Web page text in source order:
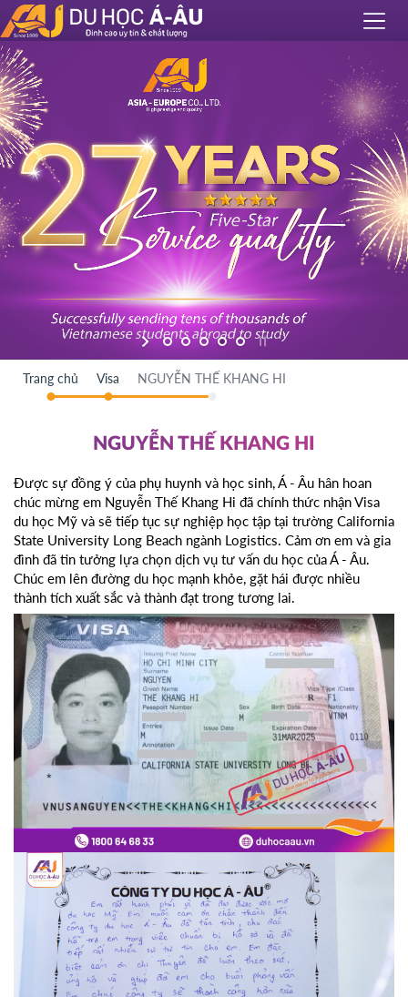
Trang chủ Visa NGUYỄN THẾ KHANG HI
NGUYỄN THẾ KHANG HI
Được sự đồng ý của phụ huynh và học sinh, Á - Âu hân hoan
chúc mừng em Nguyễn Thế Khang Hi đã chính thức nhận Visa
du học Mỹ và sẽ tiếp tục sự nghiệp học tập tại trường California
State University Long Beach ngành Logistics. Cảm ơn em và gia
đình đã tin tưởng lựa chọn dịch vụ tư vấn du học của Á - Âu.
Chúc em lên đường du học mạnh khỏe, gặt hái được nhiều
thành tích xuất sắc và thành đạt trong tương lai.